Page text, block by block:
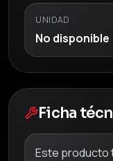
UNIDAD
No disponible
Ficha
Este producto